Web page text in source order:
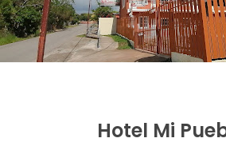
Hotel Mi